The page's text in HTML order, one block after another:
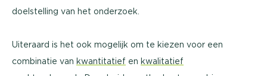
doelstelling van het onderzoek.
Uiteraard is het ook mogelijk om te kiezen voor een
combinatie van kwantitatief en kwalitatief